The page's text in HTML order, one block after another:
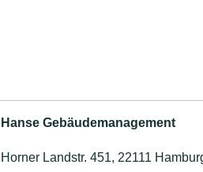
Hanse Gebäudemanagement
Horner Landstr. 451, 22111